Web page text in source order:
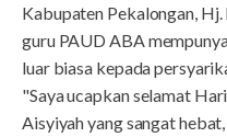
Kabupaten Pekalongan,
guru PAUD ABA
luar biasa kepada
"Saya ucapkan selamat
Aisyiyah yang sangat